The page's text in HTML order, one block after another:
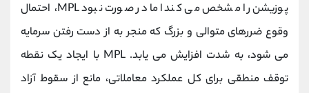
پوزیشن را مشخص می‌ کند اما در صورت نبود MPL، احتمال
وقوع ضررهای متوالی و بزرگ که منجر به از دست رفتن سرمایه
می‌ شود، به شدت افزایش می‌ یابد. MPL با ایجاد یک نقطه
توقف منطقی برای کل عملکرد معاملاتی، مانع از سقوط آزاد